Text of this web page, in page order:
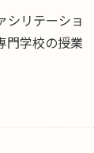
シリテーショ
門学校の授業